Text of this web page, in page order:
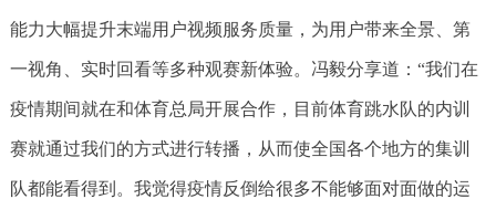
能力大幅提升末端用户视频服务质量，为用户带来全景、第
一视角、实时回看等多种观赛新体验。冯毅分享道：“我们在
疫情期间就在和体育总局开展合作，目前体育跳水队的内训
赛就通过我们的方式进行转播，从而使全国各个地方的集训
队都能看得到。我觉得疫情反倒给很多不能够面对面做的运